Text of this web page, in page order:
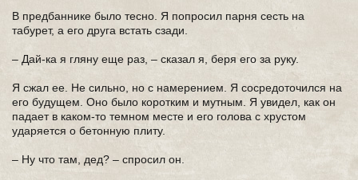
В предбаннике было тесно. Я попросил парня сесть на
табурет, а его друга встать сзади.
– Дай-ка я гляну еще раз, – сказал я, беря его за руку.
Я сжал ее. Не сильно, но с намерением. Я сосредоточился на
его будущем. Оно было коротким и мутным. Я увидел, как он
падает в каком-то темном месте и его голова с хрустом
ударяется о бетонную плиту.
– Ну что там, дед? – спросил он.